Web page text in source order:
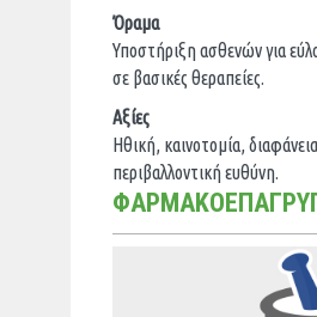
Όραμα
Υποστήριξη ασθενών για
σε βασικές θεραπείες.
Αξίες
Ηθική, καινοτομία,
περιβαλλοντική ευθύνη.